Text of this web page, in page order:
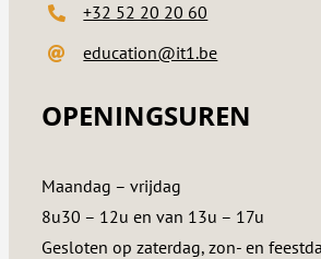
+32 52 20 20 60
education@it1.be
OPENINGSUREN
Maandag – vrijdag
8u30 – 12u en van 13u – 17u
Gesloten op zaterdag, zon- en